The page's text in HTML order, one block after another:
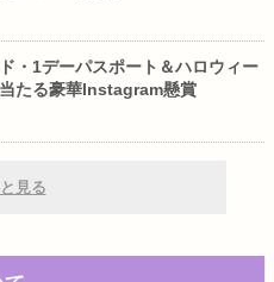
・1デーパスポート＆ハロウィー
たる豪華Instagram懸賞
見る